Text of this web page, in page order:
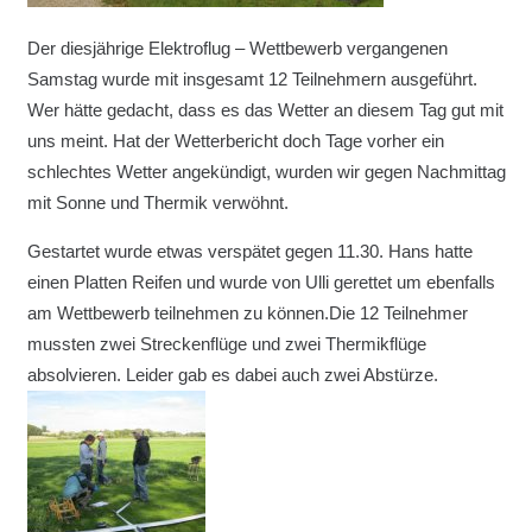
Der diesjährige Elektroflug – Wettbewerb vergangenen
Samstag wurde mit insgesamt 12 Teilnehmern ausgeführt.
Wer hätte gedacht, dass es das Wetter an diesem Tag gut mit
uns meint. Hat der Wetterbericht doch Tage vorher ein
schlechtes Wetter angekündigt, wurden wir gegen Nachmittag
mit Sonne und Thermik verwöhnt.
Gestartet wurde etwas verspätet gegen 11.30. Hans hatte
einen Platten Reifen und wurde von Ulli gerettet um ebenfalls
am Wettbewerb teilnehmen zu können.Die 12 Teilnehmer
mussten zwei Streckenflüge und zwei Thermikflüge
absolvieren. Leider gab es dabei auch zwei Abstürze.